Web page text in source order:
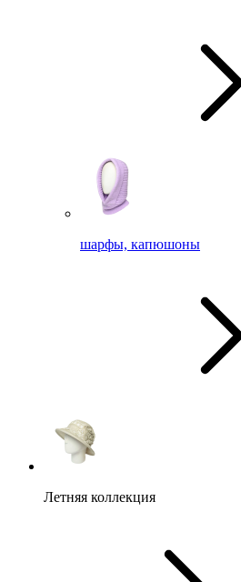
шарфы, капюшоны
Летняя коллекция